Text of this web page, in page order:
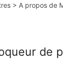
> A propos de
de